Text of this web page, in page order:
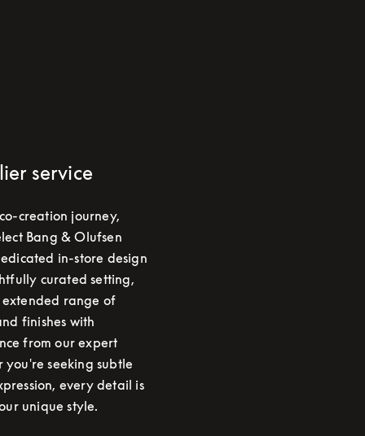
service
creation journey,
Bang & Olufsen
in-store design
curated setting,
range of
finishes with
from our expert
you're seeking subtle
every detail is
unique style.